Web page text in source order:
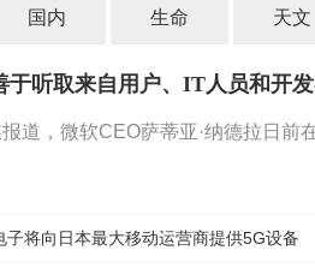
国内 生命 天文
于听取来自用户、IT人员和开
道，微软CEO萨蒂亚·纳德拉日前
子将向日本最大移动运营商提供5G设备